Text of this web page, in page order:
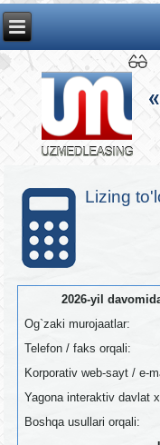
Lizing
2026-yil
Og`zaki murojaatlar:
Telefon / faks orqali:
Korporativ web-sayt / e-
Yagona interaktiv davlat
Boshqa usullari orqali: